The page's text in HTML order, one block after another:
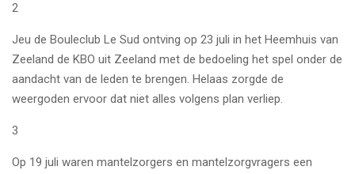
2
Jeu de Bouleclub Le Sud ontving op 23 juli in het Heemhuis van
Zeeland de KBO uit Zeeland met de bedoeling het spel onder de
aandacht van de leden te brengen. Helaas zorgde de
weergoden ervoor dat niet alles volgens plan verliep.
3
Op 19 juli waren mantelzorgers en mantelzorgvragers een